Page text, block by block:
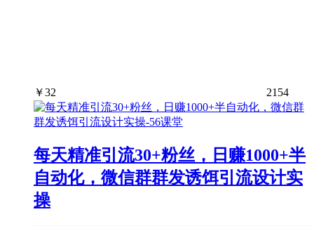
￥32 2154
每天精准引流30+粉丝，日赚1000+半
自动化，微信群群发诱饵引流设计实
操